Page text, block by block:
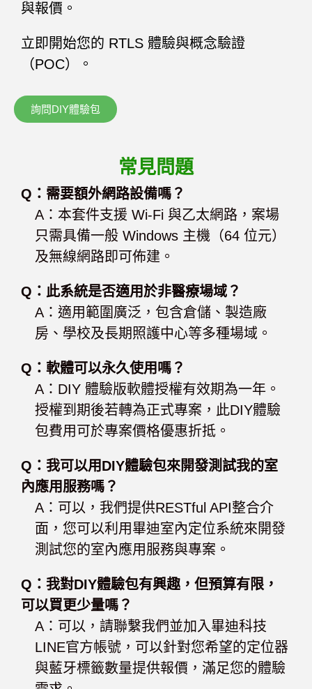
與報價。
立即開始您的 RTLS 體驗與概念驗證
（POC）。
詢問DIY體驗包
常見問題
Q：需要額外網路設備嗎？
A：本套件支援 Wi-Fi 與乙太網路，案場
只需具備一般 Windows 主機（64 位元）
及無線網路即可佈建。
Q：此系統是否適用於非醫療場域？
A：適用範圍廣泛，包含倉儲、製造廠
房、學校及長期照護中心等多種場域。
Q：軟體可以永久使用嗎？
A：DIY 體驗版軟體授權有效期為一年。
授權到期後若轉為正式專案，此DIY體驗
包費用可於專案價格優惠折抵。
Q：我可以用DIY體驗包來開發測試我的室
內應用服務嗎？
A：可以，我們提供RESTful API整合介
面，您可以利用畢迪室內定位系統來開發
測試您的室內應用服務與專案。
Q：我對DIY體驗包有興趣，但預算有限，
可以買更少量嗎？
A：可以，請聯繫我們並加入畢迪科技
LINE官方帳號，可以針對您希望的定位器
與藍牙標籤數量提供報價，滿足您的體驗